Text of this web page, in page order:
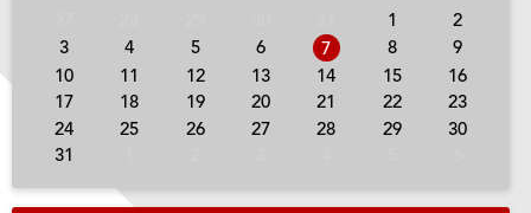
1
2
3
4 5 6 7 8
9
10
11 12 13 14 15
16
17
18 19 20 21 22
23
24
25 26 27 28 29
30
31